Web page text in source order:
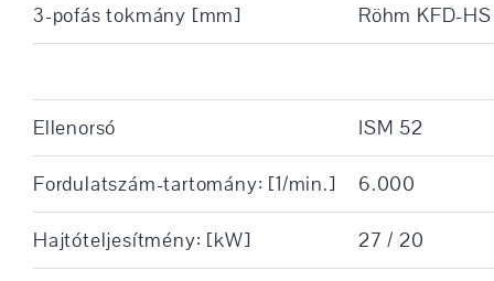
3-pofás tokmány [mm] Röhm KFD-
Ellenorsó ISM 52
Fordulatszám-tartomány: [1/min.] 6.000
Hajtóteljesítmény: [kW] 27 / 20